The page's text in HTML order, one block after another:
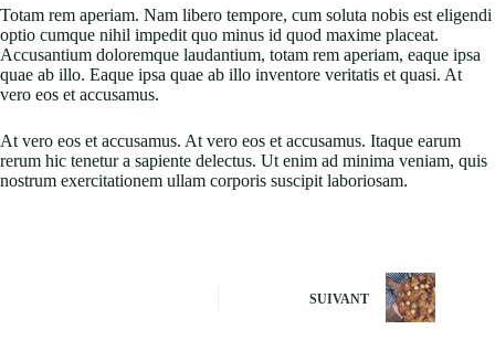
Totam rem aperiam. Nam libero tempore, cum soluta nobis est eligendi
optio cumque nihil impedit quo minus id quod maxime placeat.
Accusantium doloremque laudantium, totam rem aperiam, eaque ipsa
quae ab illo. Eaque ipsa quae ab illo inventore veritatis et quasi. At
vero eos et accusamus.
At vero eos et accusamus. At vero eos et accusamus. Itaque earum
rerum hic tenetur a sapiente delectus. Ut enim ad minima veniam, quis
nostrum exercitationem ullam corporis suscipit laboriosam.
SUIVANT